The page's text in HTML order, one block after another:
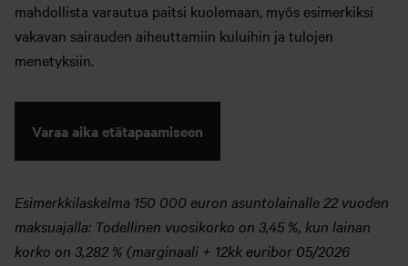
mahdollista varautua paitsi kuolemaan, myös esimerkiksi
vakavan sairauden aiheuttamiin kuluihin ja tulojen
menetyksiin.
Varaa aika etätapaamiseen
Esimerkkilaskelma 150 000 euron asuntolainalle 22 vuoden
maksuajalla: Todellinen vuosikorko on 3,45 %, kun lainan
korko on 3,282 % (marginaali + 12kk euribor 05/2026